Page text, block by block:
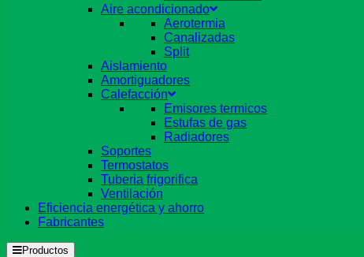
Aire acondicionado
Aerotermia
Canalizadas
Split
Aislamiento
Amortiguadores
Calefacción
Emisores termicos
Estufas de gas
Radiadores
Soportes
Termostatos
Tuberia frigorifica
Ventilación
Eficiencia energética y ahorro
Fabricantes
Productos